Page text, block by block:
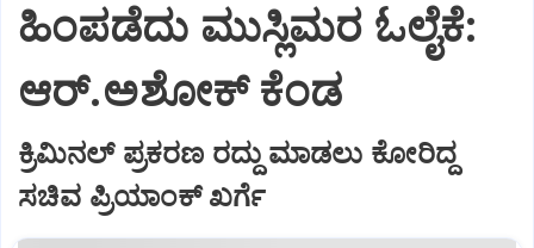
ಹಿಂಪಡೆದು ಮುಸ್ಲಿಮರ ಓಲೈಕೆ:
ಆರ್‌.ಅಶೋಕ್‌ ಕೆಂಡ
ಕ್ರಿಮಿನಲ್‌ ಪ್ರಕರಣ ರದ್ದು ಮಾಡಲು ಕೋರಿದ್ದ
ಸಚಿವ ಪ್ರಿಯಾಂಕ್‌ ಖರ್ಗೆ